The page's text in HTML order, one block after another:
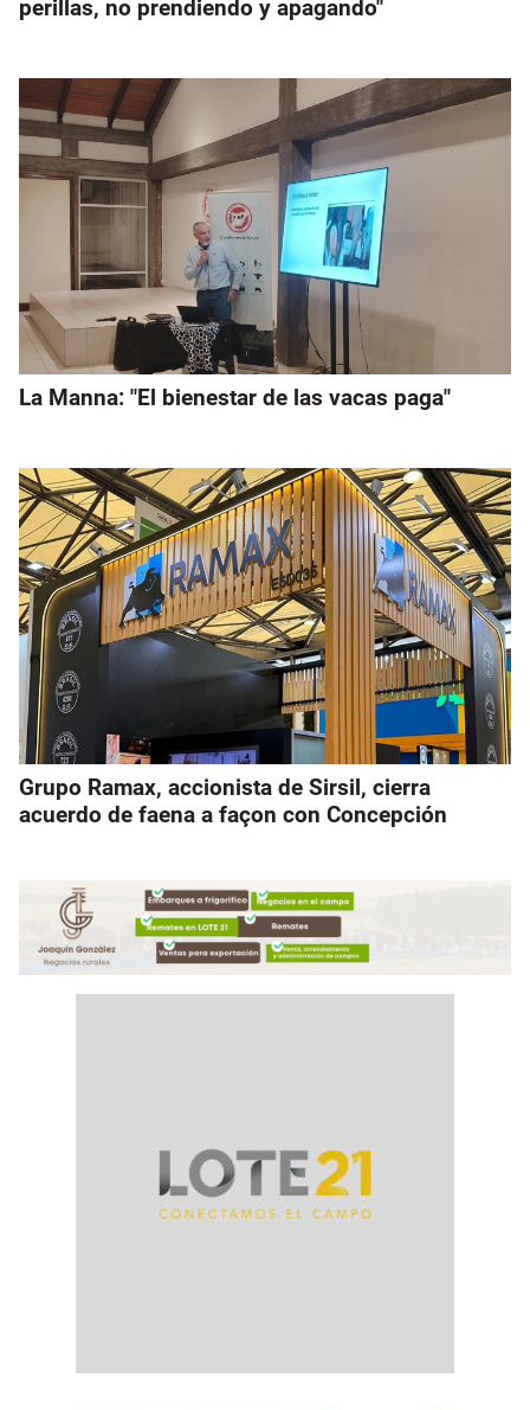
perillas, no prendiendo y apagando"
La Manna: "El bienestar de las vacas paga"
Grupo Ramax, accionista de Sirsil, cierra
acuerdo de faena a façon con Concepción